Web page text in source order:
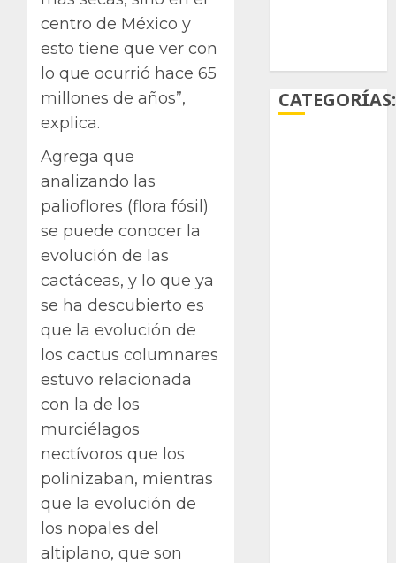
centro de México y
esto tiene que ver con
lo que ocurrió hace 65
millones de años”,
explica.
Agrega que
analizando las
palioflores (flora fósil)
se puede conocer la
evolución de las
cactáceas, y lo que ya
se ha descubierto es
que la evolución de
los cactus columnares
estuvo relacionada
con la de los
murciélagos
nectívoros que los
polinizaban, mientras
que la evolución de
los nopales del
altiplano, que son
CATEGORÍAS: